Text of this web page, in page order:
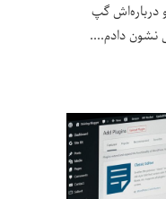
گپ
نشون دادم.